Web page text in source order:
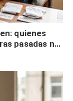
quienes
pasadas no
de